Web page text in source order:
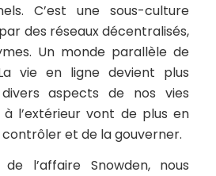
C’est une sous-culture
des réseaux décentralisés,
Un monde parallèle de
vie en ligne devient plus
aspects de nos vies
l’extérieur vont de plus en
contrôler et de la gouverner.
l’affaire Snowden, nous